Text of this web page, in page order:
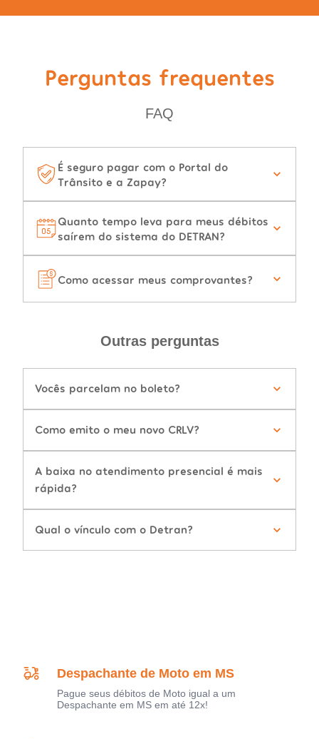
Perguntas frequentes
FAQ
É seguro pagar com o Portal do
Trânsito e a Zapay?
Quanto tempo leva para meus débitos
saírem do sistema do DETRAN?
Como acessar meus comprovantes?
Outras perguntas
Vocês parcelam no boleto?
Como emito o meu novo CRLV?
A baixa no atendimento presencial é mais
rápida?
Qual o vínculo com o Detran?
Despachante de Moto em MS
Pague seus débitos de Moto igual a um
Despachante em MS em até 12x!